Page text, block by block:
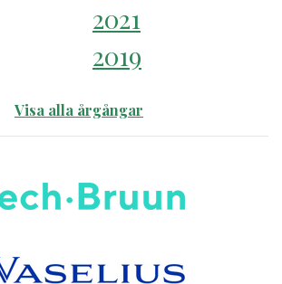
2021
2019
Visa alla årgångar